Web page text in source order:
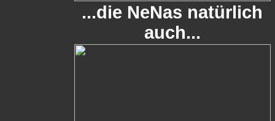
...die NeNas natürlich
auch...